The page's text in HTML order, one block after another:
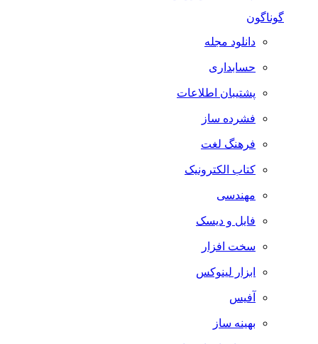
گوناگون
دانلود مجله
حسابداری
پشتیبان اطلاعات
فشرده ساز
فرهنگ لغت
کتاب الکترونیک
مهندسی
فایل و دیسک
سخت افزار
ابزار لینوکس
آفیس
بهینه ساز